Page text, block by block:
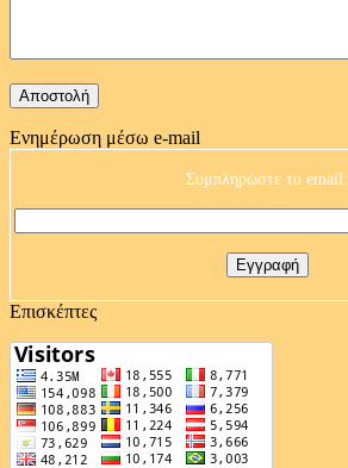
Ενημέρωση μέσω e-mail
Συμπληρώστε το email:
Επισκέπτες